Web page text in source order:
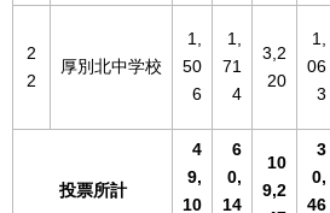
2
2
厚別北中学校
1,
50
6
1,
71
4
3,2
20
1,
06
3
投票所計
4
9,
10
6
0,
14
10
9,2
3
0,
46